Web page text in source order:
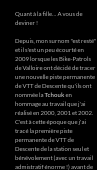
Quant à la fille... A vous de
deviner !
Depuis, mon surnom "est resté"
et il s'est un peu écourté en
2009 lorsque les Bike-Patrols
de Valloire ont décidé de tracer
une nouvelle piste permanente
de VTT de Descente qu'ils ont
nommée laTchouken
hommage au travail que j'ai
réalisé en 2000, 2001 et 2002.
C'est à cette époque que j'ai
tracé la première piste
permanente de VTT de
Descente de la station seul et
bénévolement (avec un travail
admistratif énorme !) avant de